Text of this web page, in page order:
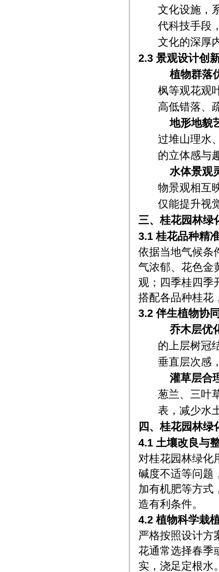
文化设施，
代科技手段
文化的深厚
2.3 景观设计创
植物群落
枫等观花观
高低错落、
地形地貌
过堆山理水
的立体感与
水体景观
物景观相互
仅能提升视
三、桂花园林绿
3.1 桂花品种精
依据当地气候条
气浓郁、花色金
观；四季桂四季
搭配各品种桂花
3.2 伴生植物协
乔木层优
的上层树冠
垂直层次感
灌草层合
葱兰、三叶
表，减少水
四、桂花园林绿
4.1 土壤改良与
对桂花园林绿化
碱度不适等问题
加有机肥等方式
造有利条件。
4.2 植物科学栽
严格按照设计方
花通常选择春季
实，浇足定根水